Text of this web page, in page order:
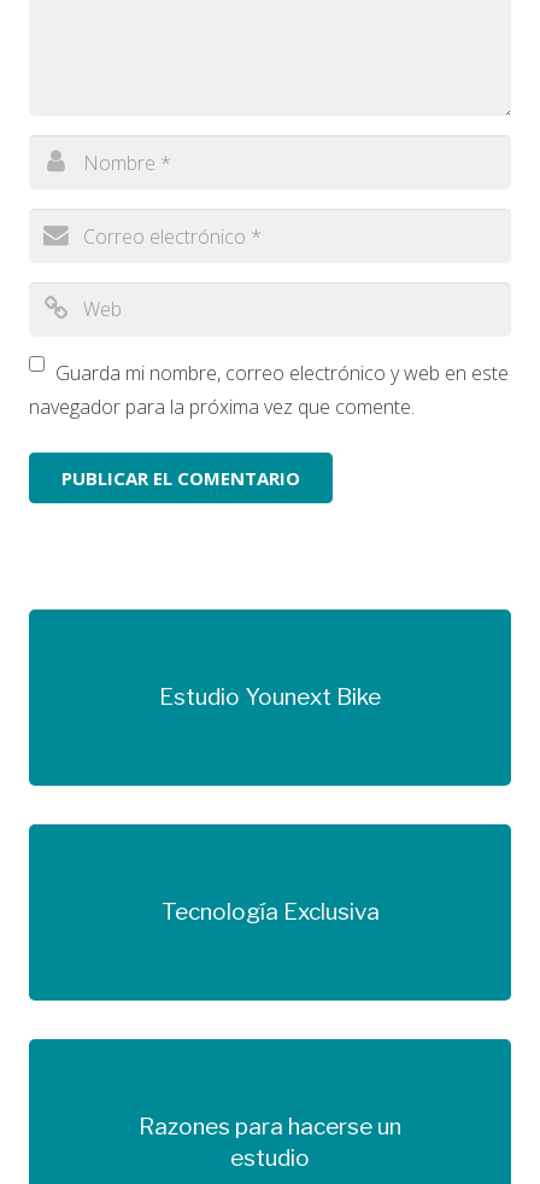
Guarda mi nombre, correo electrónico y web en este
navegador para la próxima vez que comente.
Estudio Younext Bike
Más información
Tecnología Exclusiva
Más información
Razones para hacerse un
estudio
Más información